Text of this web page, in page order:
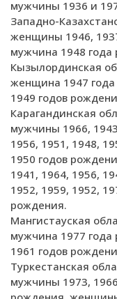
мужчины 1936 и
Западно-
женщины 1946,
мужчина 1948 года
Кызылординская
женщина 1947
1949 годов
Карагандинская
мужчины 1966,
1956, 1951, 1948,
1950 годов
1941, 1964, 1956,
1952, 1959, 1952,
рождения.
Мангистауская
мужчина 1977
1961 годов
Туркестанская
мужчины 1973,